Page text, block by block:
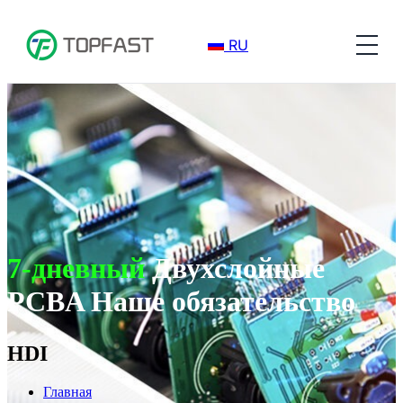
RU
7-дневныйДвухслойные
PCBA Наше обязательство
HDI
Главная